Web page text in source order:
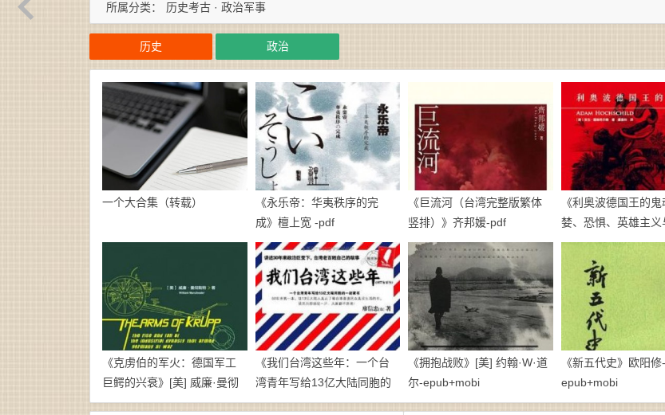
所属分类： 历史考古 · 政治军事
历史 政治
一个大合集（转载）
《永乐帝：华夷秩序的完
成》檀上宽 -pdf
《巨流河（台湾完整版繁体
竖排）》齐邦媛-pdf
《利奥波德国王的
婪、恐惧、英雄主义
时的非洲殖民地》亚
希尔德-pdf
《克虏伯的军火：德国军工
巨鳄的兴衰》[美] 威廉·曼彻
斯特-pdf
《我们台湾这些年：一个台
湾青年写给13亿大陆同胞的
一封家书》廖信忠-
《拥抱战败》[美] 约翰·W·道
尔-epub+mobi
《新五代史》欧阳修-
epub+mobi